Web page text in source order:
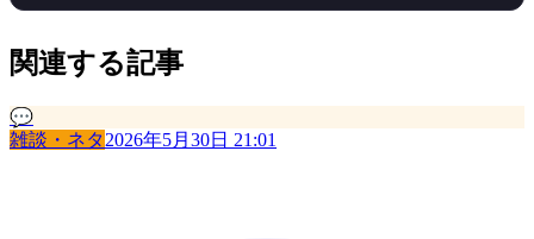
関連する記事
💬
雑談・ネタ2026年5月30日 21:01